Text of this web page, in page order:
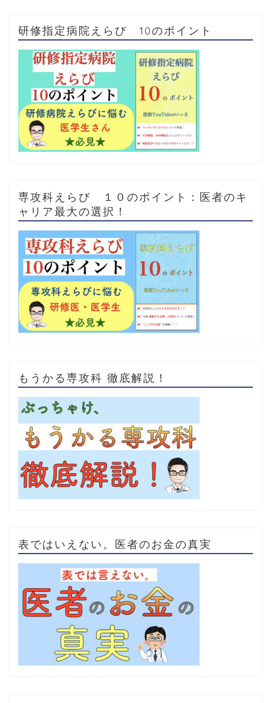
研修指定病院えらび 10のポイント
専攻科えらび １０のポイント：医者のキ
ャリア最大の選択！
もうかる専攻科 徹底解説！
表ではいえない。医者のお金の真実